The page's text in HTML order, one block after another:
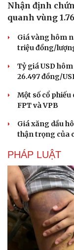
Nhận định
quanh vùng
Giá vàng hôm
triệu đồng/
Tỷ giá USD
26.497 đồng/
Một số cổ phiếu
FPT và VPB
Giá xăng dầu
thận trọng của
PHÁP LUẬT